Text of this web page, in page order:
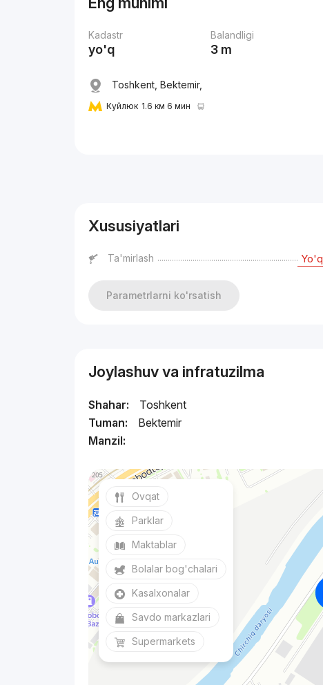
Kadastr
yo'q
Balandligi
3 m
Toshkent, Bektemir,
Куйлюк 1.6 км 6 мин
Xususiyatlari
Ta'mirlash Yo'q
Parametrlarni ko'rsatish
Joylashuv va infratuzilma
Shahar:
Toshkent
Tuman:
Bektemir
Manzil:
Ovqat
Parklar
Maktablar
Bolalar bog'chalari
Kasalxonalar
Savdo markazlari
Supermarkets